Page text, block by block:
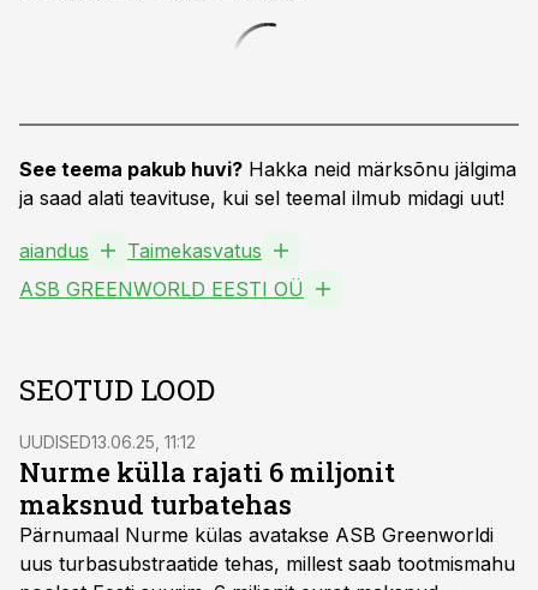
See teema pakub huvi? Hakka neid märksõnu jälgima
ja saad alati teavituse, kui sel teemal ilmub midagi uut!
aiandus
Taimekasvatus
ASB GREENWORLD EESTI OÜ
SEOTUD LOOD
UUDISED13.06.25, 11:12
Nurme külla rajati 6 miljonit
maksnud turbatehas
Pärnumaal Nurme külas avatakse ASB Greenworldi
uus turbasubstraatide tehas, millest saab tootmismahu